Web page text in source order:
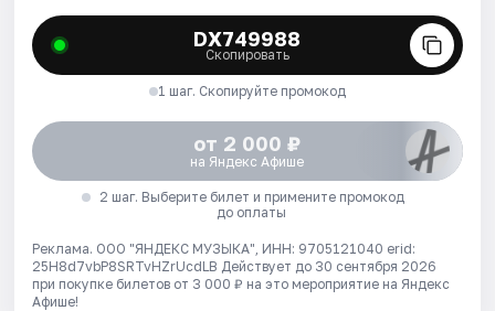
DX749988
Скопировать
1 шаг. Скопируйте промокод
от 2 000 ₽
на Яндекс Афише
2 шаг. Выберите билет и примените промокод
до оплаты
Реклама. ООО "ЯНДЕКС МУЗЫКА", ИНН: 9705121040 erid:
25H8d7vbP8SRTvHZrUcdLB Действует до 30 сентября 2026
при покупке билетов от 3 000 ₽ на это мероприятие на Яндекс
Афише!